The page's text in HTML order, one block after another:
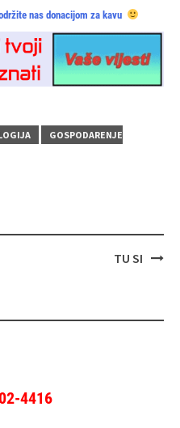
nas donacijom za kavu
GOSPODARENJE
TU SI
4416